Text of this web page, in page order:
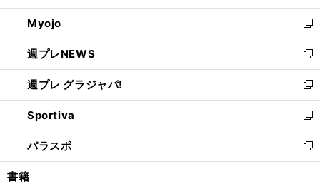
開
く
ウ
で
開
く
ン
ド
ウ
で
開
く
ウ
ィ
ン
ド
ウ
で
開
く
Myojo
新
し
い
ウ
ィ
ン
ド
ウ
で
開
週プレNEWS
新
し
い
ウ
ィ
ン
ド
ウ
週プレ グラジャパ!
新
し
い
ウ
ィ
ン
Sportiva
新
し
い
ウ
パラスポ
新
し
書籍